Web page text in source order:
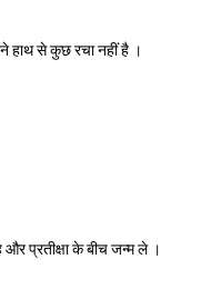
हाथ से कुछ रचा नहीं है ।
और प्रतीक्षा के बीच जन्म ले ।